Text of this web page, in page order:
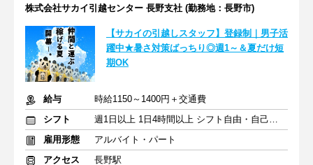
株式会社サカイ引越センター 長野支社 (勤務地：長野市)
【サカイの引越しスタッフ】登録制｜男子活
躍中★暑さ対策ばっちり◎週1～＆夏だけ短
期OK
給与
時給1150～1400円＋交通費
シフト
週1日以上 1日4時間以上 シフト自由・自己申告
雇用形態
アルバイト・パート
アクセス
長野駅